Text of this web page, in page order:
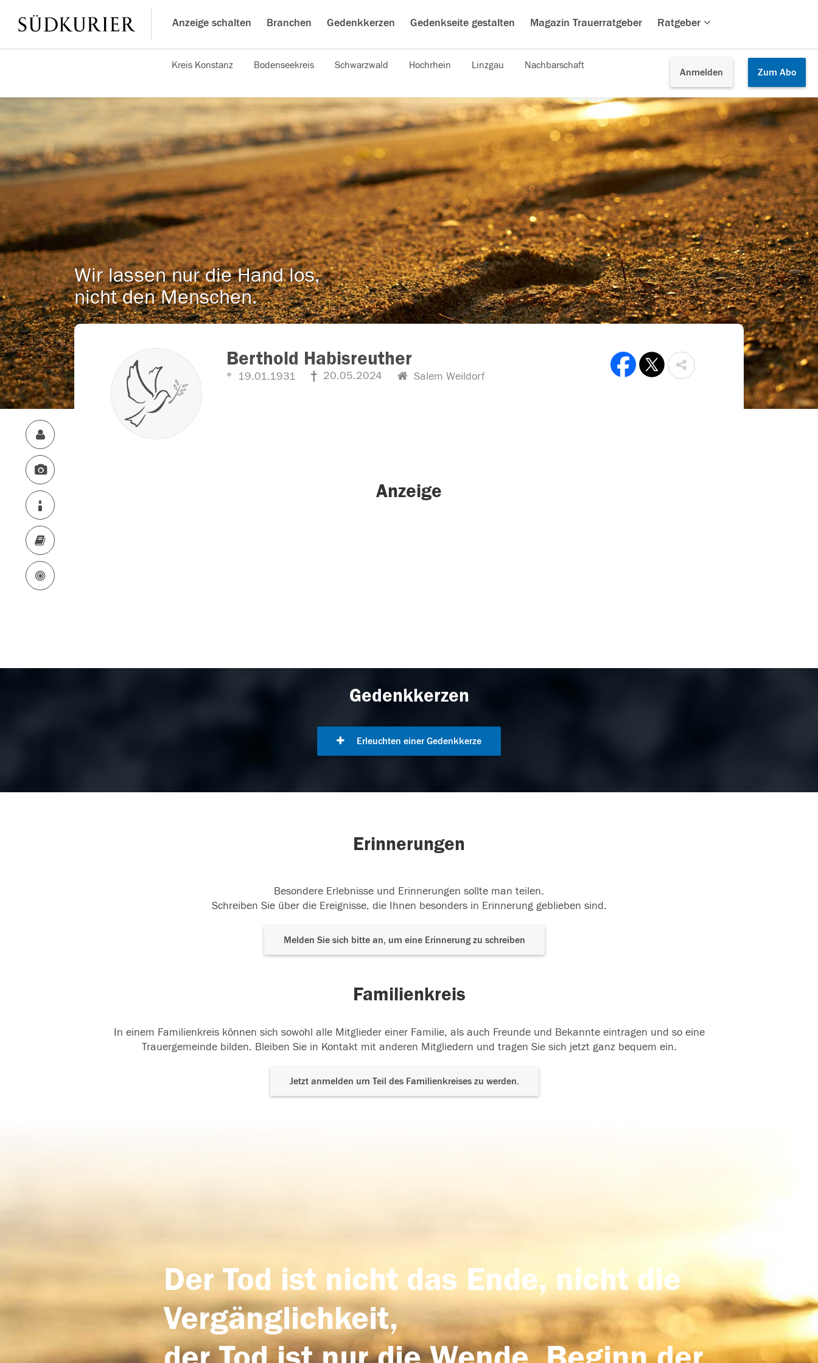
Anzeige schalten Branchen Gedenkkerzen Gedenkseite gestalten Magazin Trauerratgeber Ratgeber
Anmelden Zum Abo
Kreis Konstanz Bodenseekreis Schwarzwald Hochrhein Linzgau Nachbarschaft
Wir lassen nur die Hand los,
nicht den Menschen.
Berthold Habisreuther
19.01.1931 20.05.2024 Salem Weildorf
Anzeige
Gedenkkerzen
Erleuchten einer Gedenkkerze
Erinnerungen
Besondere Erlebnisse und Erinnerungen sollte man teilen.
Schreiben Sie über die Ereignisse, die Ihnen besonders in Erinnerung geblieben sind.
Melden Sie sich bitte an, um eine Erinnerung zu schreiben
Familienkreis
In einem Familienkreis können sich sowohl alle Mitglieder einer Familie, als auch Freunde und Bekannte eintragen und so eine
Trauergemeinde bilden. Bleiben Sie in Kontakt mit anderen Mitgliedern und tragen Sie sich jetzt ganz bequem ein.
Jetzt anmelden um Teil des Familienkreises zu werden.
Der Tod ist nicht das Ende, nicht die
Vergänglichkeit,